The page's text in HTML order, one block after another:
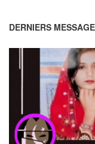
DERNIERS